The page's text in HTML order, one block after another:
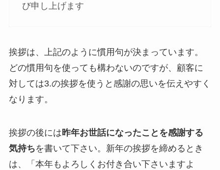
び申し上げます
挨拶は、上記のように慣用句が決まっています。
どの慣用句を使っても構わないのですが、顧客に
対しては3.の挨拶を使うと感謝の思いを伝えやすく
なります。
挨拶の後には昨年お世話になったことを感謝する
気持ちを書いて下さい。新年の挨拶を締めるとき
は、「本年もよろしくお付き合い下さいますよ